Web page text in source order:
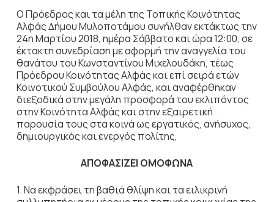
Ο Πρόεδρος και τα μέλη της Τοπικής Κοινότητας
Αλφάς ∆ήµου Μυλοποτάμου συνήλθαν εκτάκτως την
24η Μαρτίου 2018, ηµέρα Σάββατο και ώρα 12:00, σε
έκτακτη συνεδρίαση µε αφορµή την αναγγελία του
θανάτου του Κωνσταντίνου Μιχελουδάκη, τέως
Πρόεδρου Κοινότητας Αλφάς και επί σειρά ετών
Κοινοτικού Συμβούλου Αλφάς, και αναφέρθηκαν
διεξοδικά στην μεγάλη προσφορά του εκλιπόντος
στην Κοινότητα Αλφάς και στην εξαιρετική
παρουσία τους στα κοινά ως εργατικός, ανήσυχος,
δημιουργικός και ενεργός πολίτης,
ΑΠΟΦΑΣΙΖΕΙ ΟΜΟΦΩΝΑ
1. Να εκφράσει τη βαθιά θλίψη και τα ειλικρινή